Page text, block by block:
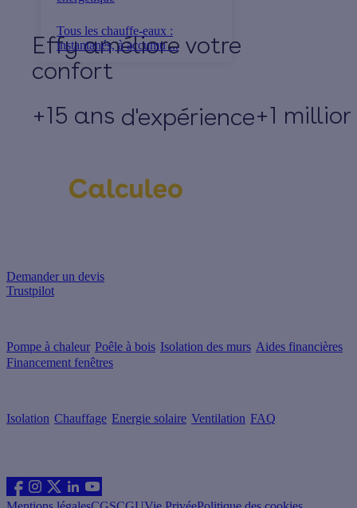
Tous les chauffe-eaux :
instantanés, à accumu ...
Effy
+15 ans d'expérience+1
Demander un devis
Trustpilot
Pompe à chaleur Poêle à bois Isolation des murs Aides financières
Financement fenêtres
Isolation Chauffage Energie solaire Ventilation FAQ